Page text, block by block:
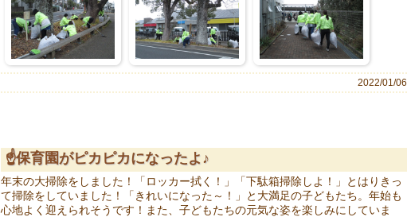
2022/01/06
☝保育園がピカピカになったよ♪
年末の大掃除をしました！「ロッカー拭く！」「下駄箱掃除しよ！」とはりきっ
て掃除をしていました！「きれいになった～！」と大満足の子どもたち。年始も
心地よく迎えられそうです！また、子どもたちの元気な姿を楽しみにしていま